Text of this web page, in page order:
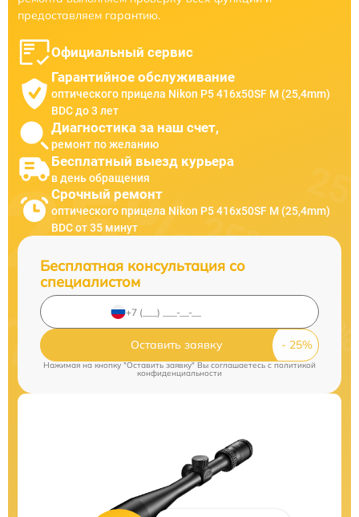
предоставляем гарантию.
Официальный сервис
Гарантийное обслуживание
оптического прицела Nikon P5 416x50SF M (25,4mm)
BDC до 3 лет
Диагностика за наш счет,
ремонт по желанию
Бесплатный выезд курьера
в день обращения
Срочный ремонт
оптического прицела Nikon P5 416x50SF M (25,4mm)
BDC от 35 минут
Бесплатная консультация со
специалистом
Оставить заявку
Нажимая на кнопку "Оставить заявку" Вы соглашаетесь cполитикой
конфиденциальности